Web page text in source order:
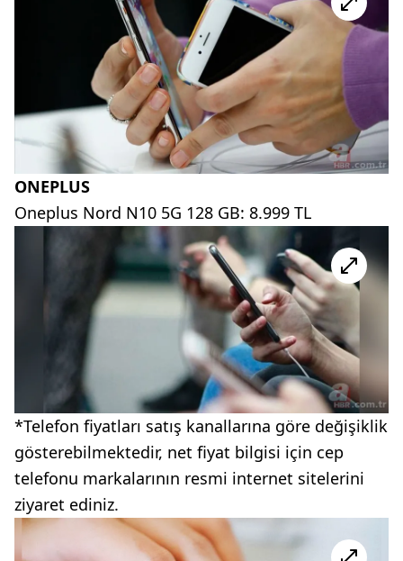
ONEPLUS
Oneplus Nord N10 5G 128 GB: 8.999 TL
*Telefon fiyatları satış kanallarına göre değişiklik
gösterebilmektedir, net fiyat bilgisi için cep
telefonu markalarının resmi internet sitelerini
ziyaret ediniz.